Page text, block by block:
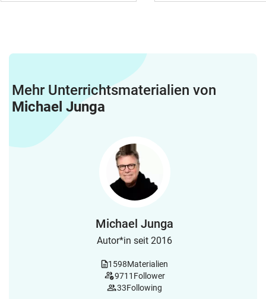
Mehr Unterrichtsmaterialien von
Michael Junga
Michael Junga
Autor*in seit 2016
1598Materialien
9711 Follower
33Following